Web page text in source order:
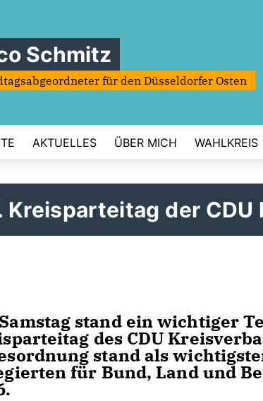
Schmitz
für den Düsseldorfer Osten
AKTUELLES ÜBER MICH WAHLKREIS
Kreisparteitag der
stand ein wichtiger
des CDU
stand als
für Bund, Land und